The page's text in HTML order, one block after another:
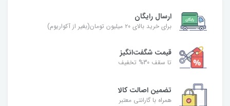
ارسال رایگان
برای خرید بالای ۲۰ میلیون تومان(بغیر از آکواریوم)
قیمت شگفت‌انگیز
تا سقف 30% تخفیف
تضمین اصالت کالا
همراه با گارانتی معتبر